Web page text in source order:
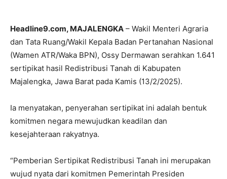
Headline9.com, MAJALENGKA – Wakil Menteri Agraria
dan Tata Ruang/Wakil Kepala Badan Pertanahan Nasional
(Wamen ATR/Waka BPN), Ossy Dermawan serahkan 1.641
sertipikat hasil Redistribusi Tanah di Kabupaten
Majalengka, Jawa Barat pada Kamis (13/2/2025).
Ia menyatakan, penyerahan sertipikat ini adalah bentuk
komitmen negara mewujudkan keadilan dan
kesejahteraan rakyatnya.
“Pemberian Sertipikat Redistribusi Tanah ini merupakan
wujud nyata dari komitmen Pemerintah Presiden